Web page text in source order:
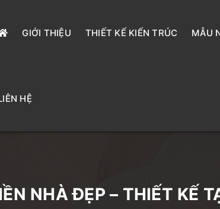
GIỚI THIỆU THIẾT KẾ KIẾN TRÚC MẪU
HỆ
NHÀ ĐẸP – THIẾT KẾ